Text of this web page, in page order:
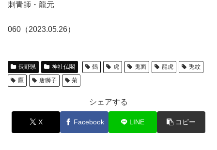
刺青師・龍元
060（2023.05.26）
長野県 神社仏閣 鶴 虎 鬼面 龍虎
兎紋
鷹
唐獅子 菊
シェアする
X Facebook LINE コピー